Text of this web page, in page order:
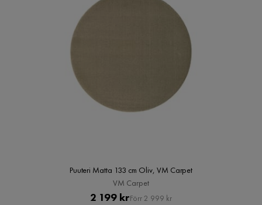
Puuteri Matta 133 cm Oliv, VM Carpet
VM Carpet
Pris
2 199 krOriginal
Förr 2 999 kr